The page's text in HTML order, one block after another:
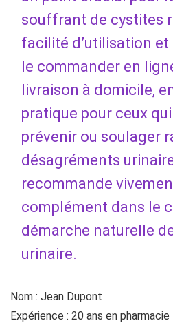
souffrant de cystites
facilité d’utilisation
le commander en
livraison à domicile,
pratique pour ceux
prévenir ou soulager
désagréments
recommande
complément dans le
démarche naturelle
urinaire.
Nom : Jean Dupont
Expérience : 20 ans en pharmacie